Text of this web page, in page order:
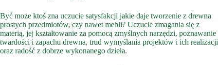
Być może ktoś zna uczucie satysfakcji jakie daje tworzenie z drewna
prostych przedmiotów, czy nawet mebli? Uczucie zmagania się z
materią, jej kształtowanie za pomocą zmyślnych narzędzi, poznawanie
twardości i zapachu drewna, trud wymyślania projektów i ich realizacji
oraz radość z dobrze wykonanego dzieła.